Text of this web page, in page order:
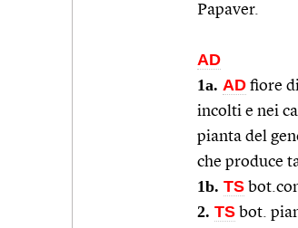
Papaver.
AD
1a. AD fiore
incolti e nei
pianta del
che produce
1b. TS
2. TS bot.